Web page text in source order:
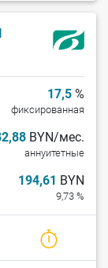
17,5 %
фиксированная
BYN/мес.
аннуитетные
194,61 BYN
9,73 %